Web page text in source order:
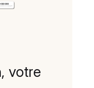
votre